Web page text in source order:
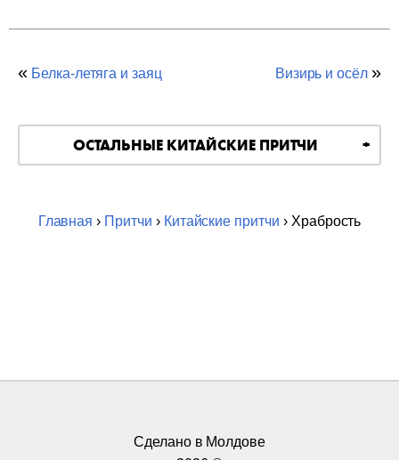
« Белка-летяга и заяц Визирь и осёл »
ОСТАЛЬНЫЕ КИТАЙСКИЕ ПРИТЧИ
Главная › Притчи › Китайские притчи › Храбрость
Сделано в Молдове